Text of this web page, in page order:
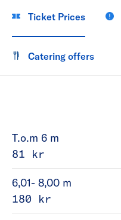
Ticket Prices
Catering offers
T.o.m 6 m
81 kr
6,01- 8,00 m
180 kr